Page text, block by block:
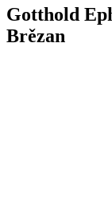
Gotthold
Brězan